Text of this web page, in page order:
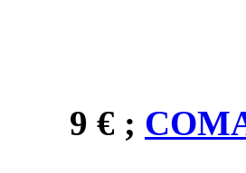
9 € ;